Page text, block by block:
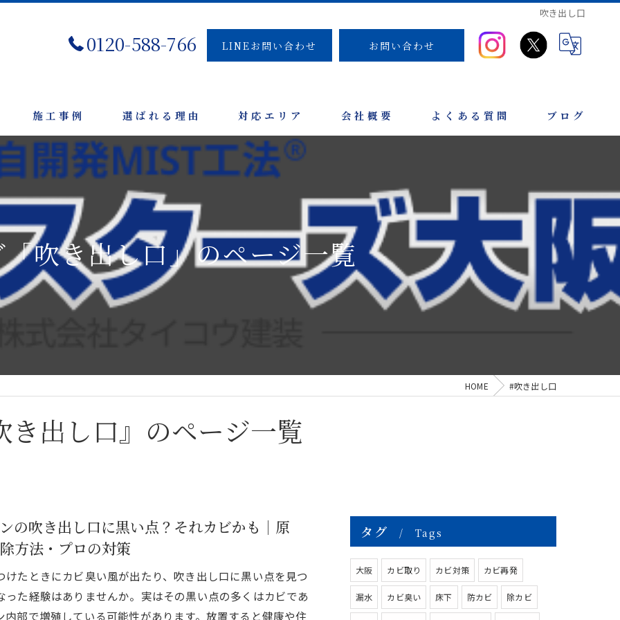
吹き出し口
0120-588-766 LINEお問い合わせ お問い合わせ
施工事例 選ばれる理由 対応エリア 会社概要 よくある質問 ブログ
吹き出し口」のページ一覧
HOME #吹き出し口
き出し口』のページ一覧
の吹き出し口に黒い点？それカビかも｜原
方法・プロの対策
けたときにカビ臭い風が出たり、吹き出し口に黒い点を見つ
った経験はありませんか。実はその黒い点の多くはカビであ
内部で増殖している可能性があります。放置すると健康や住
タグ Tags
大阪 カビ取り カビ対策 カビ再発
漏水 カビ臭い 床下 防カビ 除カビ